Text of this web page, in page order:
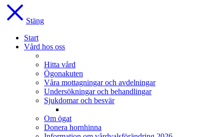
Stäng
Start
Vård hos oss
Hitta vård
Ögonakuten
Våra mottagningar och avdelningar
Undersökningar och behandlingar
Sjukdomar och besvär
Om ögat
Donera hornhinna